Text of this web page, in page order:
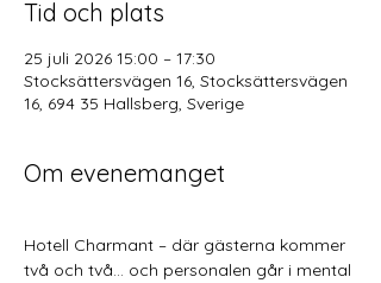
Tid och plats
25 juli 2026 15:00 – 17:30
Stocksättersvägen 16, Stocksättersvägen
16, 694 35 Hallsberg, Sverige
Om evenemanget
Hotell Charmant – där gästerna kommer
två och två… och personalen går i mental